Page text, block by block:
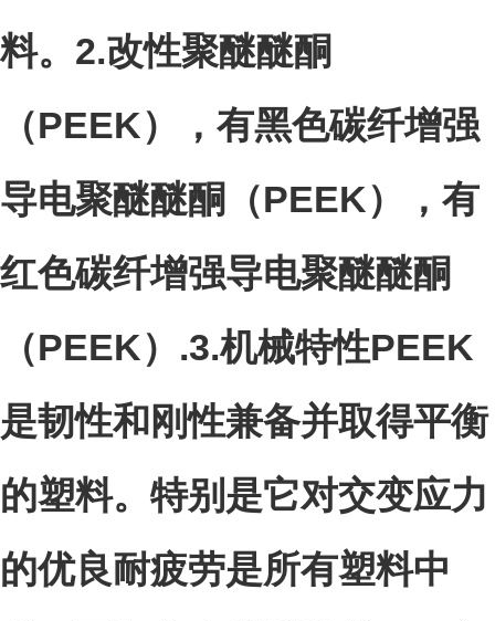
料。 2.改性聚醚醚酮
（PEEK），有黑色碳纤增强
导电聚醚醚酮（PEEK），有
红色碳纤增强导电聚醚醚酮
（PEEK）.3.机械特性PEEK
是韧性和刚性兼备并取得平衡
的塑料。特别是它对交变应力
的优良耐疲劳是所有塑料中